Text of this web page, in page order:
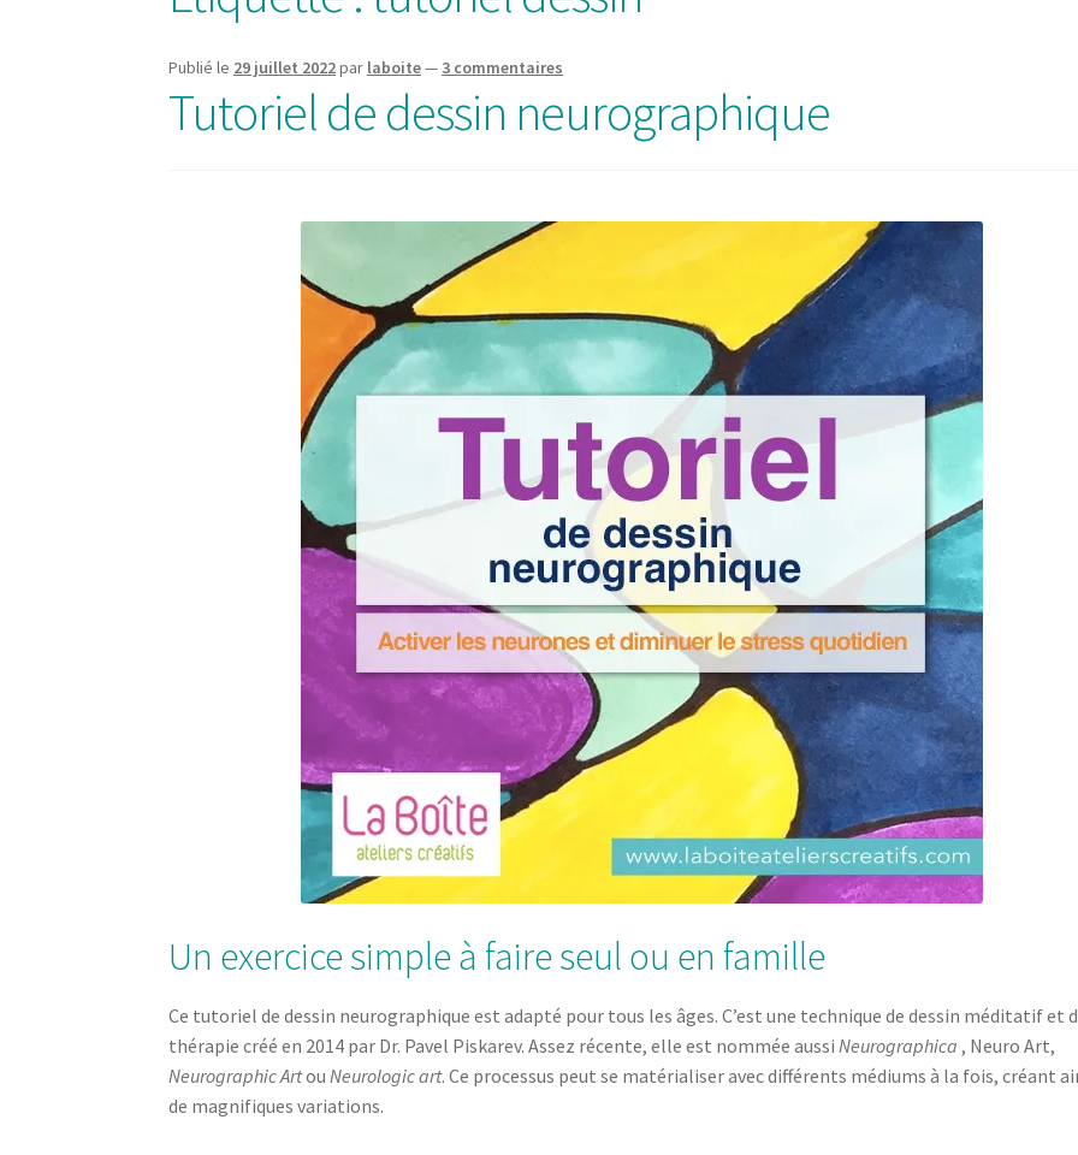
Publié le 29 juillet 2022par laboite— 3 commentaires
Tutoriel de dessin neurographique
Un exercice simple à faire seul ou en famille
Ce tutoriel de dessin neurographique est adapté pour tous les âges. C’est une technique de dessin méditatif et
thérapie créé en 2014 par Dr. Pavel Piskarev. Assez récente, elle est nommée aussi Neurographica , Neuro Art,
Neurographic Artou Neurologic art. Ce processus peut se matérialiser avec différents médiums à la fois, créant
de magnifiques variations.